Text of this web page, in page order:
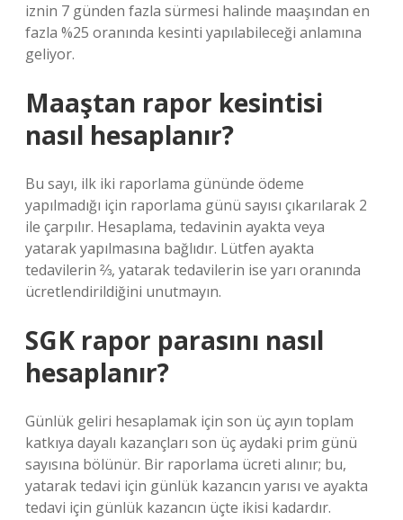
iznin 7 günden fazla sürmesi halinde maaşından en
fazla %25 oranında kesinti yapılabileceği anlamına
geliyor.
Maaştan rapor kesintisi
nasıl hesaplanır?
Bu sayı, ilk iki raporlama gününde ödeme
yapılmadığı için raporlama günü sayısı çıkarılarak 2
ile çarpılır. Hesaplama, tedavinin ayakta veya
yatarak yapılmasına bağlıdır. Lütfen ayakta
tedavilerin ⅔, yatarak tedavilerin ise yarı oranında
ücretlendirildiğini unutmayın.
SGK rapor parasını nasıl
hesaplanır?
Günlük geliri hesaplamak için son üç ayın toplam
katkıya dayalı kazançları son üç aydaki prim günü
sayısına bölünür. Bir raporlama ücreti alınır; bu,
yatarak tedavi için günlük kazancın yarısı ve ayakta
tedavi için günlük kazancın üçte ikisi kadardır.